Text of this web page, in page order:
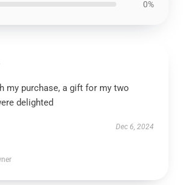
0%
my purchase, a gift for my two
delighted
Dec 6, 2024